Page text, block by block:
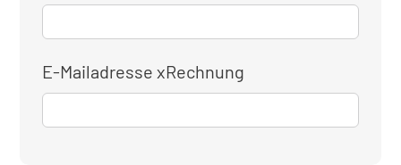
E-Mailadresse xRechnung